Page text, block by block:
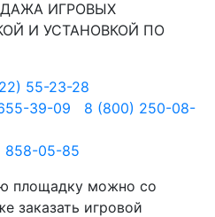
ИГРОВЫХ
И УСТАНОВКОЙ ПО
55-23-28
39-09
8 (800) 250-08-
858-05-85
площадку можно со
заказать игровой